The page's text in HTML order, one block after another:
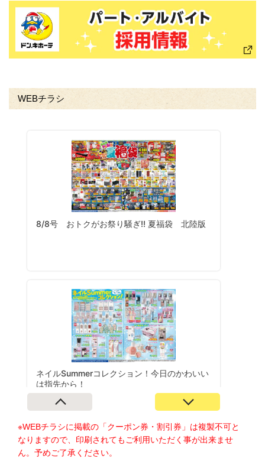
WEBチラシ
※WEBチラシに掲載の「クーポン券・割引券」は複製不可と
なりますので、印刷されてもご利用いただく事が出来ませ
ん。予めご了承ください。